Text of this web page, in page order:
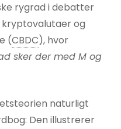
rygrad i debatter
kryptovalutaer og
(CBDC), hvor
sker der med M og
naturligt
Den illustrerer